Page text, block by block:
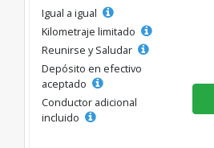
Igual a igual
Kilometraje limitado
Reunirse y Saludar
Depósito en efectivo
aceptado
Conductor adicional
incluido